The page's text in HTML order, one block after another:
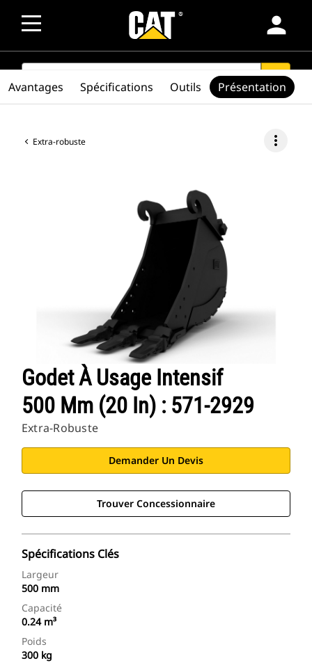
person
SEARCH search
Extra-robuste more_vert
Godet À Usage Intensif
500 Mm (20 In) : 571-2929
Extra-Robuste
Demander Un Devis
Trouver Concessionnaire
Spécifications Clés
Largeur
500 mm
Capacité
0.24 m³
Poids
300 kg
Avantages Spécifications Outils Présentation